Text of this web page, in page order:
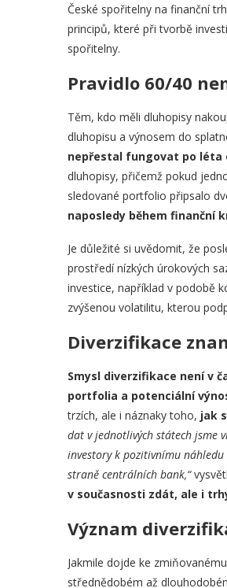
České spořitelny na finanční
principů, které při tvorbě
spořitelny.
Pravidlo 60/40
Těm, kdo měli dluhopisy
dluhopisu a výnosem do
nepřestal fungovat po léta
dluhopisy, přičemž pokud
sledované portfolio připsalo
naposledy během finanční
Je důležité si uvědomit, že
prostředí nízkých úrokových
investice, například v podobě
zvýšenou volatilitu, kterou
Diverzifikace
Smysl diverzifikace není v
portfolia a potenciální
trzích, ale i náznaky toho, jak
dat v jednotlivých státech jsme
investory k pozitivnímu
straně centrálních bank,“
v současnosti zdát, ale i
Význam
Jakmile dojde ke
střednědobém až